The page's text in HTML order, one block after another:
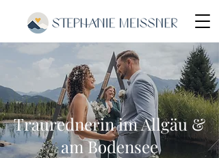
Traurednerin im Allgäu &
am Bodensee